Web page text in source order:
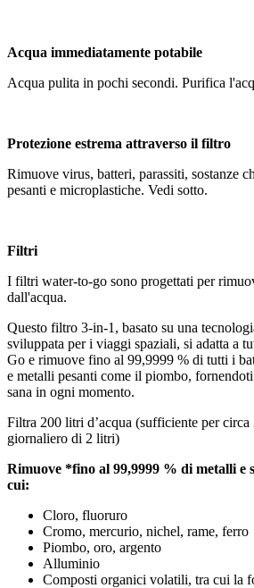
Acqua immediatamente potabile
Acqua pulita in pochi secondi. Purifica
Protezione estrema attraverso il filtro
Rimuove virus, batteri, parassiti, sostanze
pesanti e microplastiche. Vedi sotto.
Filtri
I filtri water-to-go sono progettati per
dall'acqua.
Questo filtro 3-in-1, basato su una
sviluppata per i viaggi spaziali, si adatta a
Go e rimuove fino al 99,9999 % di tutti i
e metalli pesanti come il piombo,
sana in ogni momento.
Filtra 200 litri d’acqua (sufficiente per circa
giornaliero di 2 litri)
Rimuove *fino al 99,9999 % di metalli e
cui:
Cloro, fluoruro
Cromo, mercurio, nichel, rame, ferro
Piombo, oro, argento
Alluminio
Composti organici volatili, tra cui la